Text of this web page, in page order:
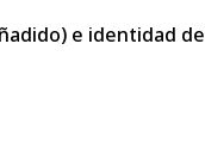
e identidad